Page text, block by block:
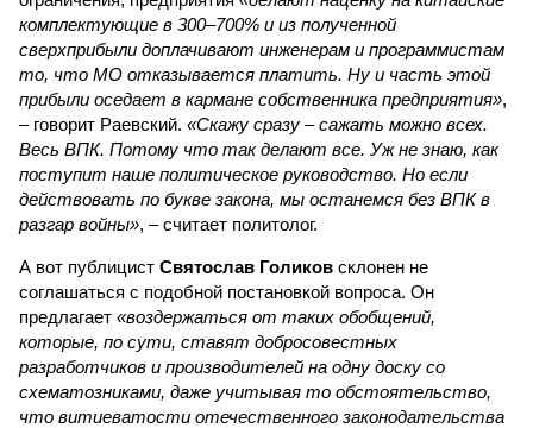
комплектующие в 300–700% и из полученной
сверхприбыли доплачивают инженерам и программистам
то, что МО отказывается платить. Ну и часть этой
прибыли оседает в кармане собственника предприятия»,
– говорит Раевский. «Скажу сразу – сажать можно всех.
Весь ВПК. Потому что так делают все. Уж не знаю, как
поступит наше политическое руководство. Но если
действовать по букве закона, мы останемся без ВПК в
разгар войны», – считает политолог.
А вот публицист Святослав Голиков склонен не
соглашаться с подобной постановкой вопроса. Он
предлагает «воздержаться от таких обобщений,
которые, по сути, ставят добросовестных
разработчиков и производителей на одну доску со
схематозниками, даже учитывая то обстоятельство,
что витиеватости отечественного законодательства